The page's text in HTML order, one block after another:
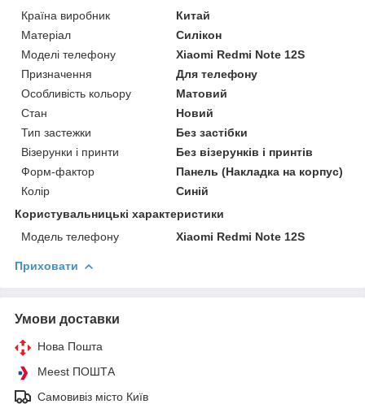
Країна виробник
Китай
Матеріал
Силікон
Моделі телефону
Xiaomi Redmi Note 12S
Призначення
Для телефону
Особливість кольору
Матовий
Стан
Новий
Тип застежки
Без застібки
Візерунки і принти
Без візерунків і принтів
Форм-фактор
Панель (Накладка на корпус)
Колір
Синій
Користувальницькі характеристики
Модель телефону
Xiaomi Redmi Note 12S
Приховати
Умови доставки
Нова Пошта
Meest ПОШТА
Самовивіз місто Київ